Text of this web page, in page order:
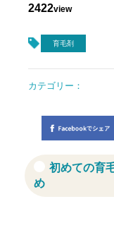
2422view
育毛剤
カテゴリー：
初めての育
め